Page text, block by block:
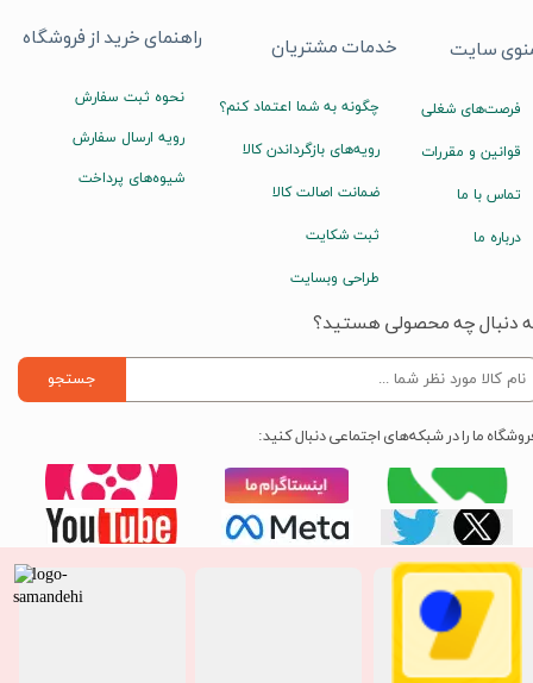
راهنمای خرید از فروشگاه
نحوه ثبت سفارش
رویه ارسال سفارش
شیوه‌های پرداخت
خدمات مشتریان
چگونه به شما اعتماد کنم؟
رویه‌های بازگرداندن کالا
ضمانت اصالت کالا
ثبت شکایت
طراحی وبسایت
سایت
فرصت‌های شغلی
قوانین و مقررات
تماس با ما
درباره ما
دنبال چه محصولی هستید؟
جستجو
ما را در شبکه‌های اجتماعی دنبال کنید: